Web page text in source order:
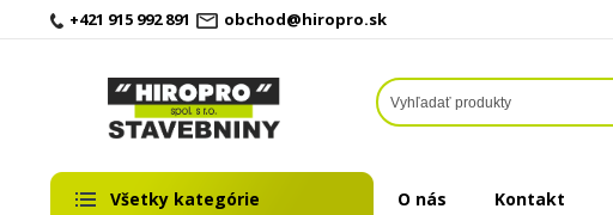
+421 915 992 891 obchod@hiropro.sk
Všetky kategórie O nás Kontakt